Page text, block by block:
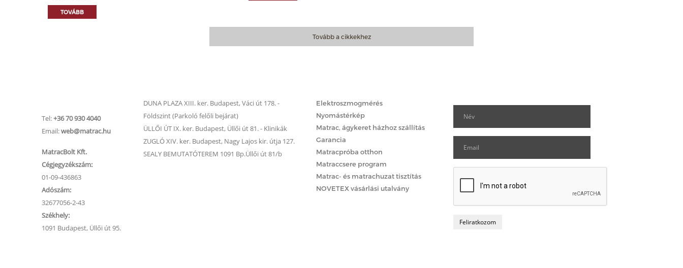
TOVÁBB
Tovább a cikkekhez
Tel:+36 70 930 4040
Email:web@matrac.hu
MatracBolt Kft.
Cégjegyzékszám:
01-09-436863
Adószám:
32677056-2-43
Székhely:
1091 Budapest, Üllői út 95.
DUNA PLAZA XIII. ker. Budapest, Váci út 178. -
Földszint (Parkoló felőli bejárat)
ÜLLŐI ÚT IX. ker. Budapest, Üllői út 81. - Klinikák
ZUGLÓ XIV. ker. Budapest, Nagy Lajos kir. útja 127.
SEALY BEMUTATÓTEREM 1091 Bp.Üllői út 81/b
Elektroszmogmérés
Nyomástérkép
Matrac, ágykeret házhoz szállítás
Garancia
Matracpróba otthon
Matraccsere program
Matrac- és matrachuzat tisztítás
NOVETEX vásárlási utalvány